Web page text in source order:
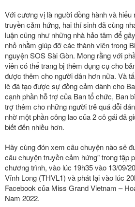
Với cương vị là người đồng hành và hiểu
truyền cảm hứng, hai thí sinh đã cùng
luận cũng như những nhà hảo tâm để
nhỏ nhằm giúp đỡ các thành viên trong
nguyện SOS Sài Gòn. Mong rằng với
viên có thể trang bị thêm dụng cụ cho
được thêm cho người dân hơn nữa. Và
lẽ đã tạo được sự đồng cảm dành cho
cạnh phần hỗ trợ của Ban tổ chức, Ban
trợ thêm cho những người trẻ quá đỗi
nhờ một phần công lao của 2 cô gái đã
biết đến nhiều hơn.
Hãy cùng đón xem câu chuyện nào sẽ
câu chuyện truyền cảm hứng” trong tập
chương trình, vào lúc 19h35 vào 13/09/
Vĩnh Long (THVL1) và phát lại vào lúc
Facebook của Miss Grand Vietnam –
Nam 2022.